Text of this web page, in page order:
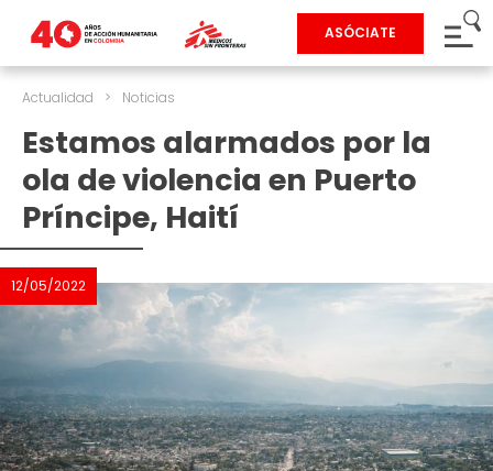
ASÓCIATE
Actualidad > Noticias
Estamos alarmados por la
ola de violencia en Puerto
Príncipe, Haití
12/05/2022